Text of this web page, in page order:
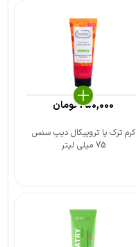
کرم ترک پا تروپیکال دیپ سنس
75 میلی لیتر
250,000تومان